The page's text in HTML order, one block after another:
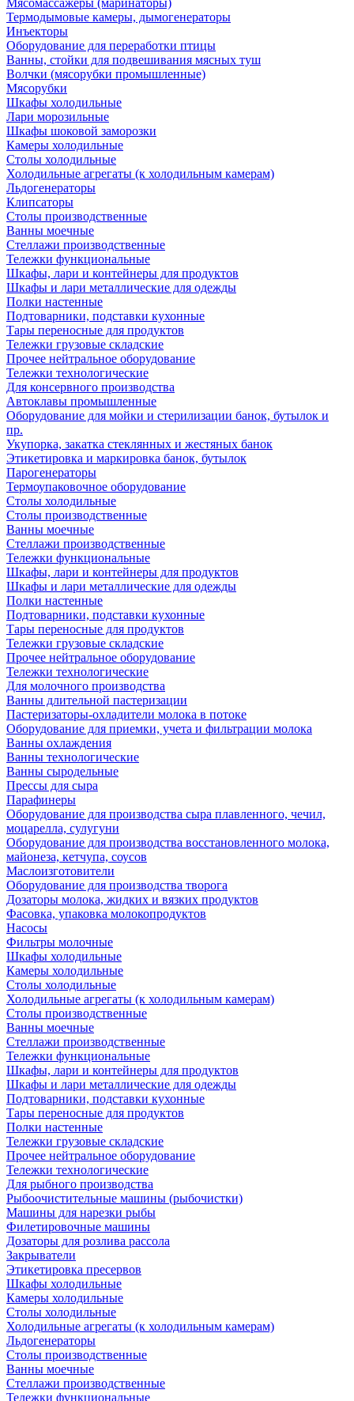
Мясомассажеры (маринаторы)
Термодымовые камеры, дымогенераторы
Инъекторы
Оборудование для переработки птицы
Ванны, стойки для подвешивания мясных туш
Волчки (мясорубки промышленные)
Мясорубки
Шкафы холодильные
Лари морозильные
Шкафы шоковой заморозки
Камеры холодильные
Столы холодильные
Холодильные агрегаты (к холодильным камерам)
Льдогенераторы
Клипсаторы
Столы производственные
Ванны моечные
Стеллажи производственные
Тележки функциональные
Шкафы, лари и контейнеры для продуктов
Шкафы и лари металлические для одежды
Полки настенные
Подтоварники, подставки кухонные
Тары переносные для продуктов
Тележки грузовые складские
Прочее нейтральное оборудование
Тележки технологические
Для консервного производства
Автоклавы промышленные
Оборудование для мойки и стерилизации банок, бутылок и
пр.
Укупорка, закатка стеклянных и жестяных банок
Этикетировка и маркировка банок, бутылок
Парогенераторы
Термоупаковочное оборудование
Столы холодильные
Столы производственные
Ванны моечные
Стеллажи производственные
Тележки функциональные
Шкафы, лари и контейнеры для продуктов
Шкафы и лари металлические для одежды
Полки настенные
Подтоварники, подставки кухонные
Тары переносные для продуктов
Тележки грузовые складские
Прочее нейтральное оборудование
Тележки технологические
Для молочного производства
Ванны длительной пастеризации
Пастеризаторы-охладители молока в потоке
Оборудование для приемки, учета и фильтрации молока
Ванны охлаждения
Ванны технологические
Ванны сыродельные
Прессы для сыра
Парафинеры
Оборудование для производства сыра плавленного, чечил,
моцарелла, сулугуни
Оборудование для производства восстановленного молока,
майонеза, кетчупа, соусов
Маслоизготовители
Оборудование для производства творога
Дозаторы молока, жидких и вязких продуктов
Фасовка, упаковка молокопродуктов
Насосы
Фильтры молочные
Шкафы холодильные
Камеры холодильные
Столы холодильные
Холодильные агрегаты (к холодильным камерам)
Столы производственные
Ванны моечные
Стеллажи производственные
Тележки функциональные
Шкафы, лари и контейнеры для продуктов
Шкафы и лари металлические для одежды
Подтоварники, подставки кухонные
Тары переносные для продуктов
Полки настенные
Тележки грузовые складские
Прочее нейтральное оборудование
Тележки технологические
Для рыбного производства
Рыбоочистительные машины (рыбочистки)
Машины для нарезки рыбы
Филетировочные машины
Дозаторы для розлива рассола
Закрыватели
Этикетировка пресервов
Шкафы холодильные
Камеры холодильные
Столы холодильные
Холодильные агрегаты (к холодильным камерам)
Льдогенераторы
Столы производственные
Ванны моечные
Стеллажи производственные
Тележки функциональные